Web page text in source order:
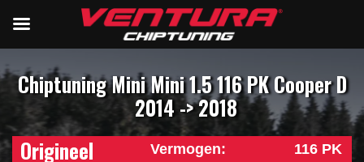
Chiptuning Mini Mini 1.5 116 PK Cooper D
2014 -> 2018
Origineel
Vermogen:
116 PK